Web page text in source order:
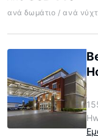
ανά δωμάτιο / ανά